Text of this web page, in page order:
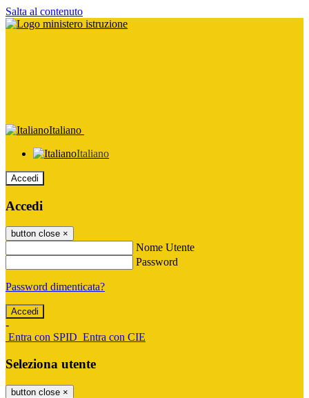
Salta al contenuto
Italiano
Italiano
Accedi
Accedi
button close ×
Nome Utente
Password
Password dimenticata?
-
Entra con SPID Entra con CIE
Seleziona utente
button close ×